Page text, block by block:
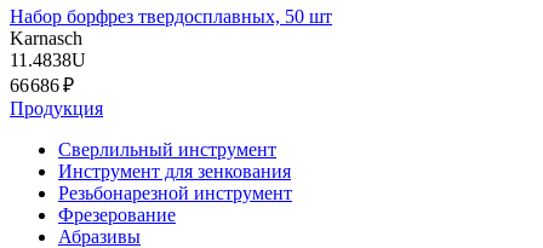
Набор борфрез твердосплавных, 50 шт
Karnasch
11.4838U
66 686 ₽
Продукция
Сверлильный инструмент
Инструмент для зенкования
Резьбонарезной инструмент
Фрезерование
Абразивы